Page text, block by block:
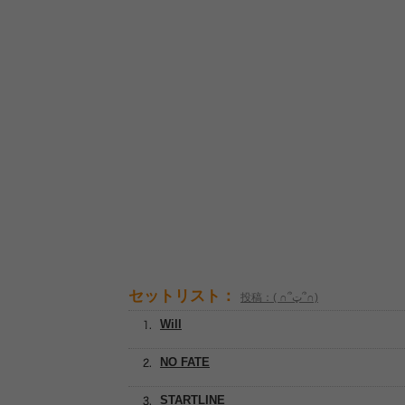
セットリスト： 投稿：( ∩՞ټ՞∩)
STARTLINE
Will
NO FATE